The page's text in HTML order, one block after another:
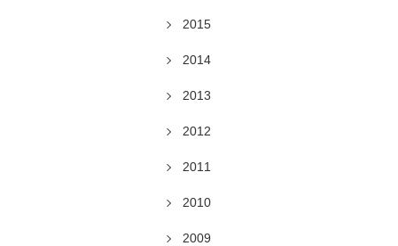
2015
2014
2013
2012
2011
2010
2009